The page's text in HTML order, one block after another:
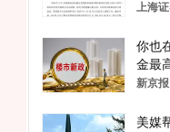
上海
你也
金最
1年
新京报
美媒